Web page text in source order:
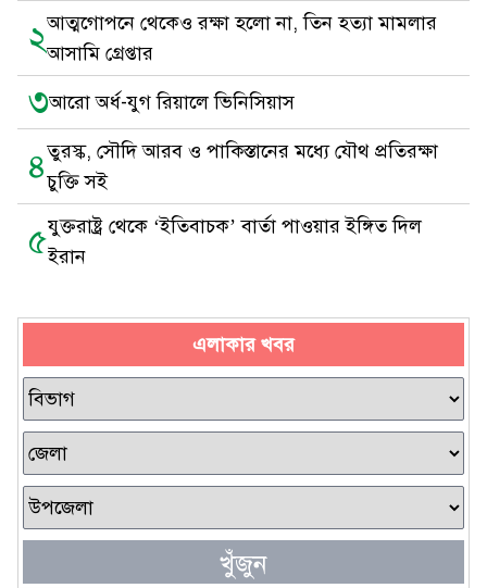
২আত্মগোপনে থেকেও রক্ষা হলো না, তিন হত্যা মামলার
আসামি গ্রেপ্তার
৩আরো অর্ধ-যুগ রিয়ালে ভিনিসিয়াস
৪তুরস্ক, সৌদি আরব ও পাকিস্তানের মধ্যে যৌথ প্রতিরক্ষা
চুক্তি সই
৫যুক্তরাষ্ট্র থেকে ‘ইতিবাচক’ বার্তা পাওয়ার ইঙ্গিত দিল
ইরান
এলাকার খবর
খুঁজুন